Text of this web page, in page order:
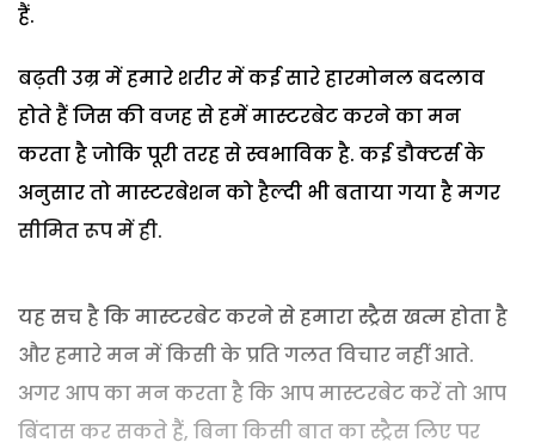
हैं.
बढ़ती उम्र में हमारे शरीर में कई सारे हारमोनल बदलाव
होते हैं जिस की वजह से हमें मास्टरबेट करने का मन
करता है जोकि पूरी तरह से स्वभाविक है. कई डौक्टर्स के
अनुसार तो मास्टरबेशन को हैल्दी भी बताया गया है मगर
सीमित रूप में ही.
यह सच है कि मास्टरबेट करने से हमारा स्ट्रैस खत्म होता है
और हमारे मन में किसी के प्रति गलत विचार नहीं आते.
अगर आप का मन करता है कि आप मास्टरबेट करें तो आप
बिंदास कर सकते हैं, बिना किसी बात का स्ट्रैस लिए पर